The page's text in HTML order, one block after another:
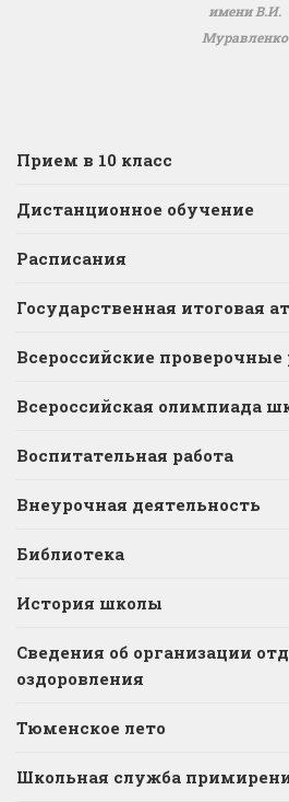
имени В.И.
Муравленко
Прием в 10 класс
Дистанционное обучение
Расписания
Государственная итоговая
Всероссийские проверочные
Всероссийская олимпиада
Воспитательная работа
Внеурочная деятельность
Библиотека
История школы
Сведения об организации
оздоровления
Тюменское лето
Школьная служба